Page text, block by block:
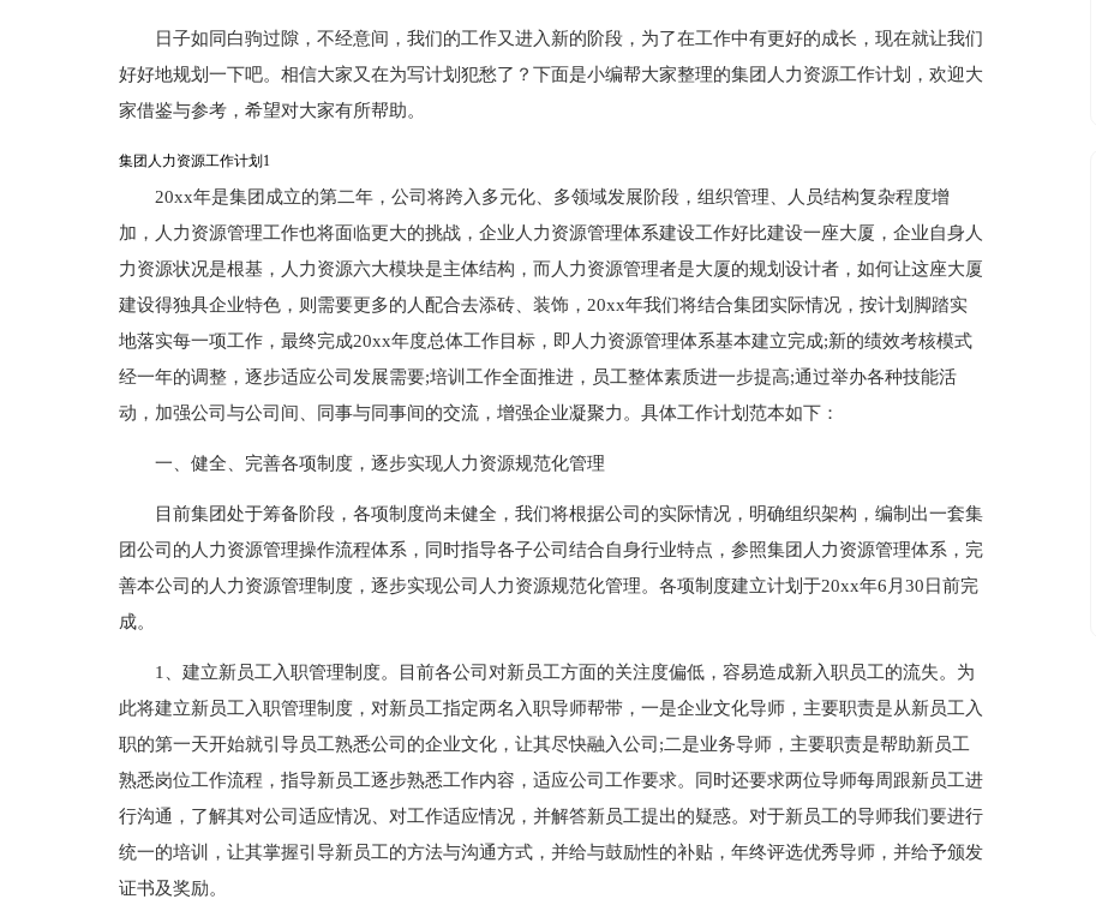
日子如同白驹过隙，不经意间，我们的工作又进入新的阶段，为了在工作中有更好的成长，现在就让我们
好好地规划一下吧。相信大家又在为写计划犯愁了？下面是小编帮大家整理的集团人力资源工作计划，欢迎大
家借鉴与参考，希望对大家有所帮助。
集团人力资源工作计划1
20xx年是集团成立的第二年，公司将跨入多元化、多领域发展阶段，组织管理、人员结构复杂程度增
加，人力资源管理工作也将面临更大的挑战，企业人力资源管理体系建设工作好比建设一座大厦，企业自身人
力资源状况是根基，人力资源六大模块是主体结构，而人力资源管理者是大厦的规划设计者，如何让这座大厦
建设得独具企业特色，则需要更多的人配合去添砖、装饰，20xx年我们将结合集团实际情况，按计划脚踏实
地落实每一项工作，最终完成20xx年度总体工作目标，即人力资源管理体系基本建立完成;新的绩效考核模式
经一年的调整，逐步适应公司发展需要;培训工作全面推进，员工整体素质进一步提高;通过举办各种技能活
动，加强公司与公司间、同事与同事间的交流，增强企业凝聚力。具体工作计划范本如下：
一、健全、完善各项制度，逐步实现人力资源规范化管理
目前集团处于筹备阶段，各项制度尚未健全，我们将根据公司的实际情况，明确组织架构，编制出一套集
团公司的人力资源管理操作流程体系，同时指导各子公司结合自身行业特点，参照集团人力资源管理体系，完
善本公司的人力资源管理制度，逐步实现公司人力资源规范化管理。各项制度建立计划于20xx年6月30日前完
成。
1、建立新员工入职管理制度。目前各公司对新员工方面的关注度偏低，容易造成新入职员工的流失。为
此将建立新员工入职管理制度，对新员工指定两名入职导师帮带，一是企业文化导师，主要职责是从新员工入
职的第一天开始就引导员工熟悉公司的企业文化，让其尽快融入公司;二是业务导师，主要职责是帮助新员工
熟悉岗位工作流程，指导新员工逐步熟悉工作内容，适应公司工作要求。同时还要求两位导师每周跟新员工进
行沟通，了解其对公司适应情况、对工作适应情况，并解答新员工提出的疑惑。对于新员工的导师我们要进行
统一的培训，让其掌握引导新员工的方法与沟通方式，并给与鼓励性的补贴，年终评选优秀导师，并给予颁发
证书及奖励。